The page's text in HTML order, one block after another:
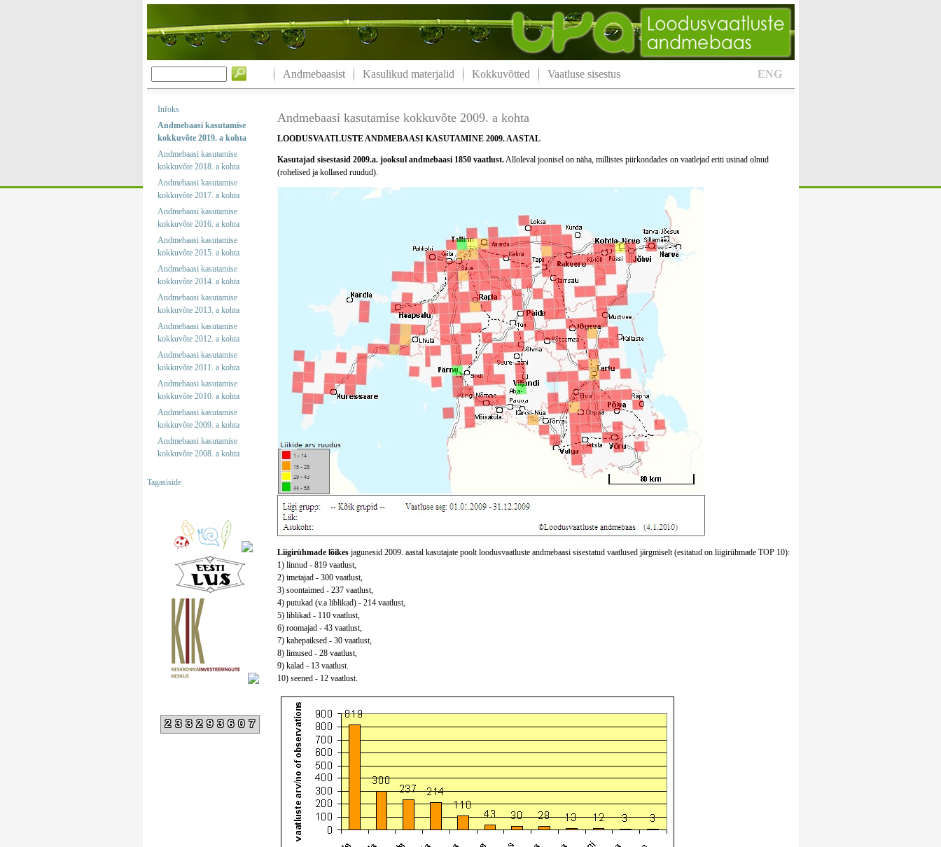
ENG
Andmebaasist Kasulikud materjalid Kokkuvõtted Vaatluse sisestus
Infoks
Andmebaasi kasutamise
kokkuvõte 2019. a kohta
Andmebaasi kasutamise
kokkuvõte 2018. a kohta
Andmebaasi kasutamise
kokkuvõte 2017. a kohta
Andmebaasi kasutamise
kokkuvõte 2016. a kohta
Andmebaasi kasutamise
kokkuvõte 2015. a kohta
Andmebaasi kasutamise
kokkuvõte 2014. a kohta
Andmebaasi kasutamise
kokkuvõte 2013. a kohta
Andmebaasi kasutamise
kokkuvõte 2012. a kohta
Andmebaasi kasutamise
kokkuvõte 2011. a kohta
Andmebaasi kasutamise
kokkuvõte 2010. a kohta
Andmebaasi kasutamise
kokkuvõte 2009. a kohta
Andmebaasi kasutamise
kokkuvõte 2008. a kohta
Tagasiside
233293607
Andmebaasi kasutamise kokkuvõte 2009. a kohta
LOODUSVAATLUSTE ANDMEBAASI KASUTAMINE 2009. AASTAL
Kasutajad sisestasid 2009.a. jooksul andmebaasi 1850 vaatlust.Alloleval joonisel on näha, millistes piirkondades on vaatlejad eriti usinad olnud
(rohelised ja kollased ruudud).
Liigirühmade lõikesjagunesid 2009. aastal kasutajate poolt loodusvaatluste andmebaasi sisestatud vaatlused järgmiselt (esitatud on liigirühmade TOP 10):
1) linnud - 819 vaatlust,
2) imetajad - 300 vaatlust,
3) soontaimed - 237 vaatlust,
4) putukad (v.a liblikad) - 214 vaatlust,
5) liblikad - 110 vaatlust,
6) roomajad - 43 vaatlust,
7) kahepaiksed - 30 vaatlust,
8) limused - 28 vaatlust,
9) kalad - 13 vaatlust.
10) seened - 12 vaatlust.